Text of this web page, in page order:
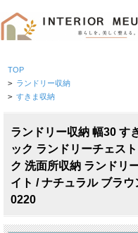
TOP
> ランドリー収納
> すきま収納
ランドリー収納 幅30 す
ック ランドリーチェス
ク 洗面所収納 ランドリ
イト / ナチュラル ブラ
0220